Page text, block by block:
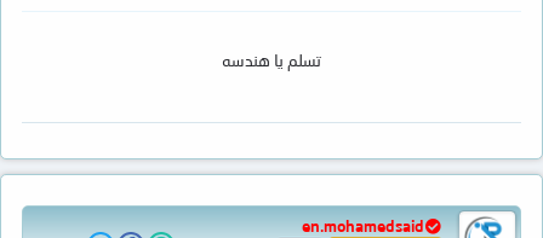
تسلم يا هندسه
en.mohamedsaid